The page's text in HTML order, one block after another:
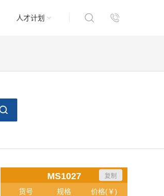
人才计划
MS1027 复制
货号 规格 价格(￥)